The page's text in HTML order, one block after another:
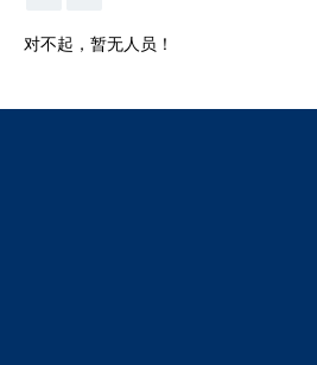
对不起，暂无人员！